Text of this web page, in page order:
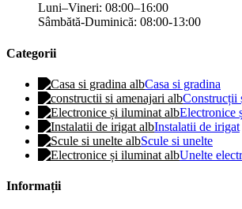
Luni–Vineri: 08:00–16:00
Sâmbătă-Duminică: 08:00-13:00
Categorii
Casa si gradina
Construcții
Electronice
Instalatii de irigat
Scule si unelte
Unelte
Informații